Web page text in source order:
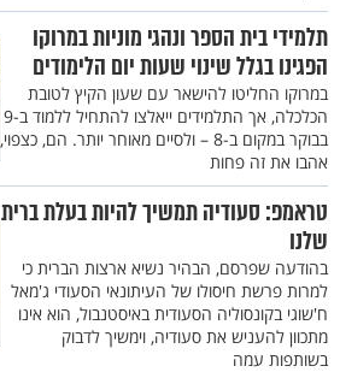
תלמידי בית הספר ונהגי מוניות במרוקו
הפגינו בגלל שינוי שעות יום הלימודים
במרוקו החליטו להישאר עם שעון הקיץ לטובת
הכלכלה, אך התלמידים ייאלצו להתחיל ללמוד ב-9
בבוקר במקום ב-8 – ולסיים מאוחר יותר. הם, כצפוי,
אהבו את זה פחות
טראמפ: סעודיה תמשיך להיות בעלת ברית
שלנו
בהודעה שפרסם, הבהיר נשיא ארצות הברית כי
למרות פרשת חיסולו של העיתונאי הסעודי ג'מאל
ח'שוגי בקונסוליה הסעודית באיסטנבול, הוא אינו
מתכוון להעניש את סעודיה, וימשיך לדבוק
בשותפות עמה